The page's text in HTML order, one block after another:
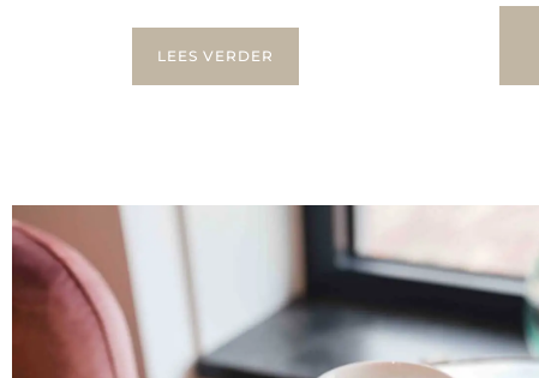
LEES VERDER